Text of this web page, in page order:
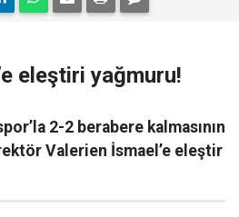
eleştiri yağmuru!
2-2 berabere kalmasının
Valerien İsmael’e eleştir